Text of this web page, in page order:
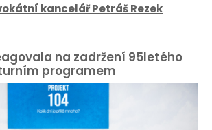
kancelář Petráš Rezek
na zadržení 95letého
programem